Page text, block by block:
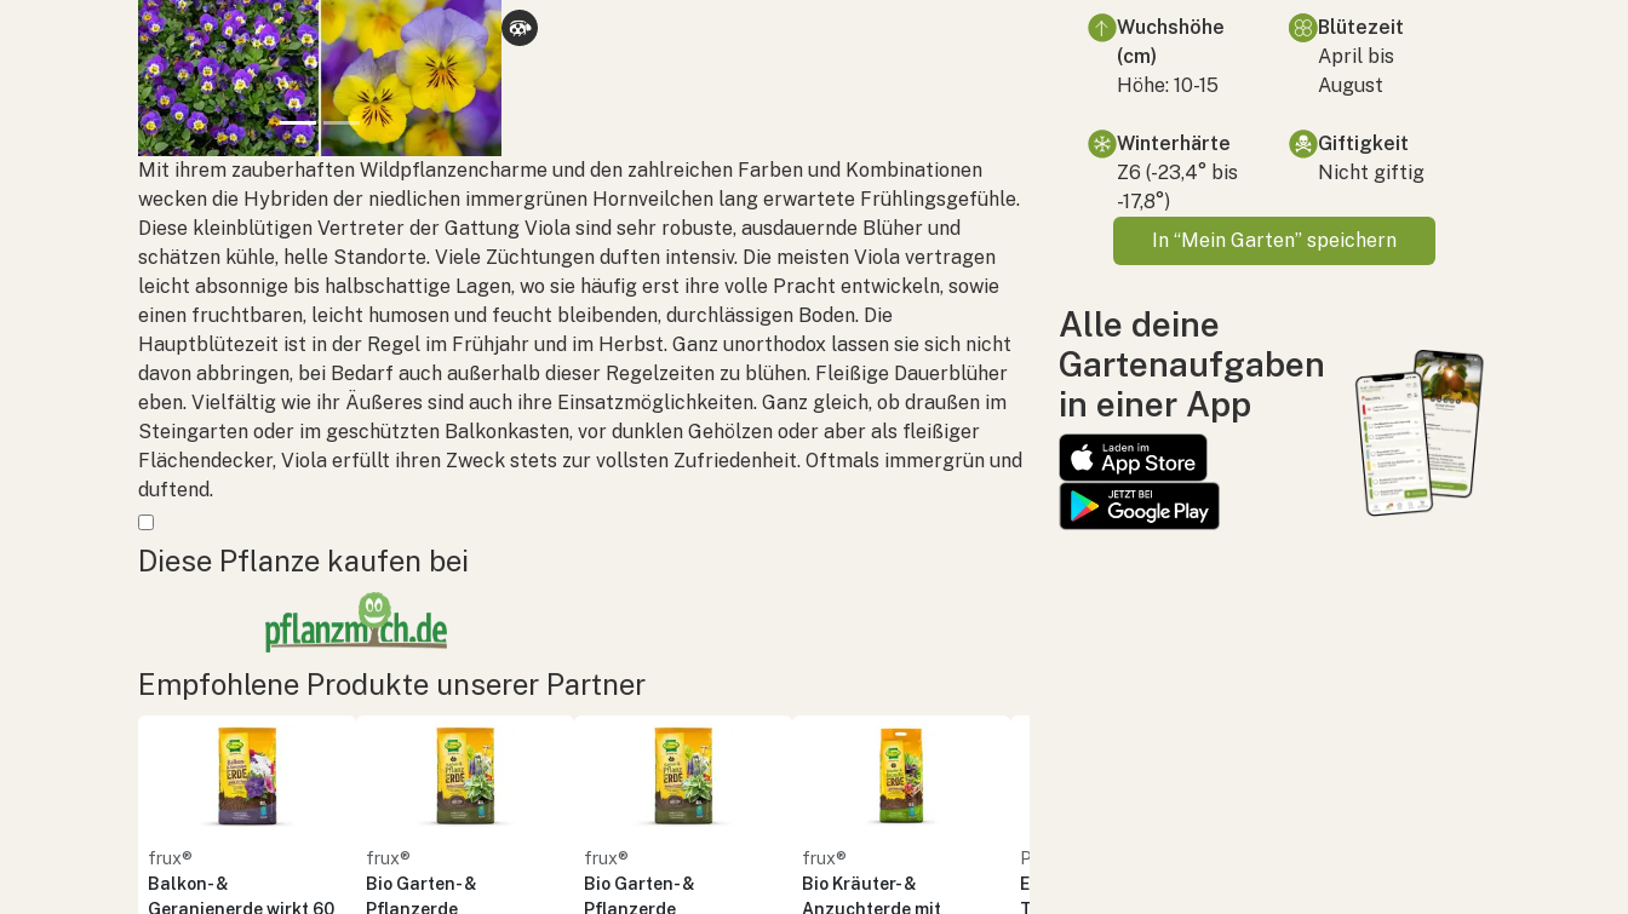
Mit ihrem zauberhaften Wildpflanzencharme und den zahlreichen Farben und Kombinationen
wecken die Hybriden der niedlichen immergrünen Hornveilchen lang erwartete Frühlingsgefühle.
Diese kleinblütigen Vertreter der Gattung Viola sind sehr robuste, ausdauernde Blüher und
schätzen kühle, helle Standorte. Viele Züchtungen duften intensiv. Die meisten Viola vertragen
leicht absonnige bis halbschattige Lagen, wo sie häufig erst ihre volle Pracht entwickeln, sowie
einen fruchtbaren, leicht humosen und feucht bleibenden, durchlässigen Boden. Die
Hauptblütezeit ist in der Regel im Frühjahr und im Herbst. Ganz unorthodox lassen sie sich nicht
davon abbringen, bei Bedarf auch außerhalb dieser Regelzeiten zu blühen. Fleißige Dauerblüher
eben. Vielfältig wie ihr Äußeres sind auch ihre Einsatzmöglichkeiten. Ganz gleich, ob draußen im
Steingarten oder im geschützten Balkonkasten, vor dunklen Gehölzen oder aber als fleißiger
Flächendecker, Viola erfüllt ihren Zweck stets zur vollsten Zufriedenheit. Oftmals immergrün und
duftend.
Mehr anzeigen
Diese Pflanze kaufen bei
Empfohlene Produkte unserer Partner
frux®
Balkon- &
Geranienerde wirkt 60
frux®
Bio Garten- &
Pflanzerde
frux®
Bio Garten- &
Pflanzerde
frux®
Bio Kräuter- &
Anzuchterde mit
PATZER NATUR
Erde BIO für Balkon-
Terrassen- &
Wuchshöhe
(cm)
Höhe: 10-15
Blütezeit
April bis
August
Winterhärte
Z6 (-23,4° bis
-17,8°)
Giftigkeit
Nicht giftig
In “Mein Garten” speichern
Alle deine
Gartenaufgaben
in einer App